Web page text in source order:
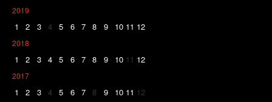
2019
1 2 3 4 5 6 7 8 9 10 11 12
2018
1 2 3 4 5 6 7 8 9 10 11 12
2017
1 2 3 4 5 6 7 8 9 10 11 12